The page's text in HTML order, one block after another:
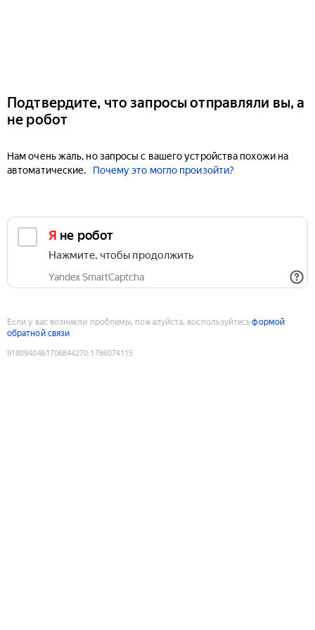
Подтвердите, что запросы отправляли вы, а
не робот
Нам очень жаль, но запросы с вашего устройства похожи на
автоматические.
Почему это могло произойти?
Я не робот
Нажмите, чтобы продолжить
Yandex SmartCaptcha
Если у вас возникли проблемы, пожалуйста, воспользуйтесьформой
обратной связи
9180940461706844270:1786074115